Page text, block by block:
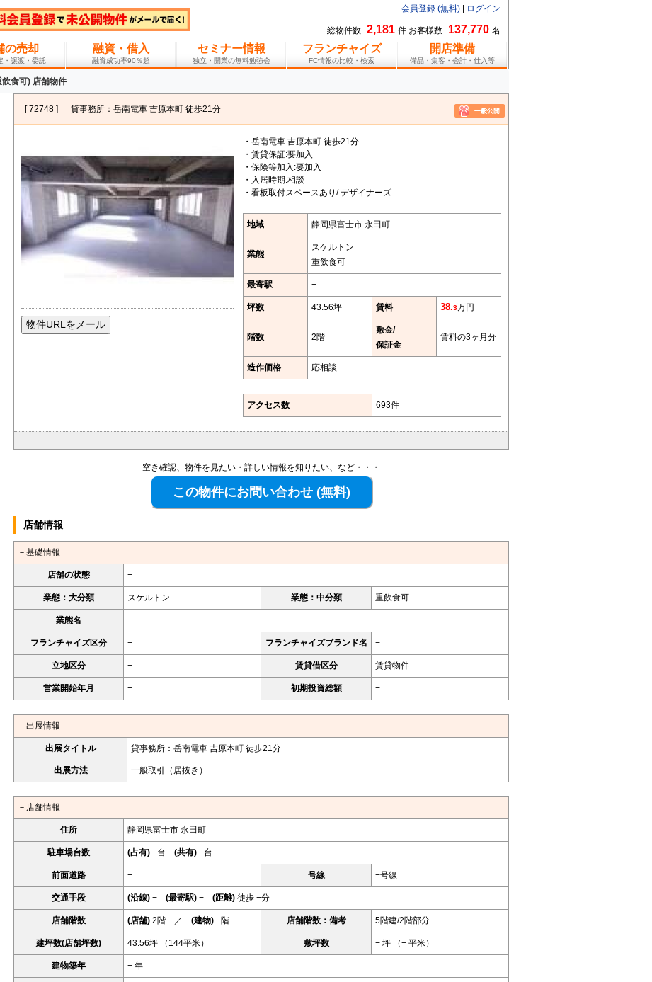
会員登録 (無料) ログイン
総物件数 2,181 件 お客様数 137,770 名
の売却
・譲渡・委託
融資・借入
融資成功率90％超
セミナー情報
独立・開業の無料勉強会
フランチャイズ
FC情報の比較・検索
開店準備
備品・集客・会計・仕入等
食可) 店舗物件
[ 72748 ] 貸事務所：岳南電車 吉原本町 徒歩21分
・岳南電車 吉原本町 徒歩21分
・賃貸保証:要加入
・保険等加入:要加入
・入居時期:相談
・看板取付スペースあり/ デザイナーズ
地域 静岡県富士市 永田町
業態
スケルトン
重飲食可
最寄駅 −
坪数 43.56坪 賃料 38.3万円
階数 2階
敷金/
保証金
賃料の3ヶ月分
造作価格 応相談
アクセス数 693件
空き確認、物件を見たい・詳しい情報を知りたい、など・・・
店舗情報
－基礎情報
店舗の状態 −
業態：大分類 スケルトン 業態：中分類 重飲食可
業態名 −
フランチャイズ区分 − フランチャイズブランド名 −
立地区分 − 賃貸借区分 賃貸物件
営業開始年月 − 初期投資総額 −
－出展情報
出展タイトル 貸事務所：岳南電車 吉原本町 徒歩21分
出展方法 一般取引（居抜き）
－店舗情報
住所 静岡県富士市 永田町
駐車場台数 (占有) −台 (共有) −台
前面道路 − 号線 −号線
交通手段 (沿線) − (最寄駅) − (距離) 徒歩 −分
店舗階数 (店舗) 2階 ／ (建物) −階 店舗階数：備考 5階建/2階部分
建坪数(店舗坪数) 43.56坪 （144平米） 敷坪数 − 坪 （− 平米）
建物築年 − 年